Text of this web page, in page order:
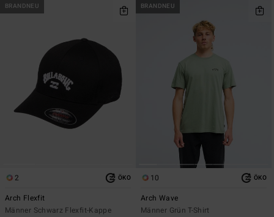
BRANDNEU
2 ÖKO
Arch Flexfit
Männer Schwarz Flexfit-Kappe
BRANDNEU
10 ÖKO
Arch Wave
Männer Grün T-Shirt